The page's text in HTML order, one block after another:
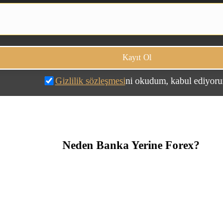
Gizlilik sözleşmesini okudum, kabul
Neden Banka Yerine Forex?